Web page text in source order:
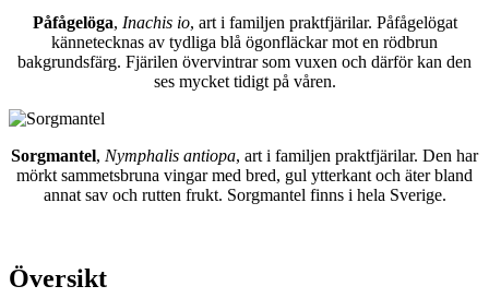
Påfågelöga, Inachis io, art i familjen praktfjärilar. Påfågelögat
kännetecknas av tydliga blå ögonfläckar mot en rödbrun
bakgrundsfärg. Fjärilen övervintrar som vuxen och därför kan den
ses mycket tidigt på våren.
Sorgmantel, Nymphalis antiopa, art i familjen praktfjärilar. Den har
mörkt sammetsbruna vingar med bred, gul ytterkant och äter bland
annat sav och rutten frukt. Sorgmantel finns i hela Sverige.
Översikt